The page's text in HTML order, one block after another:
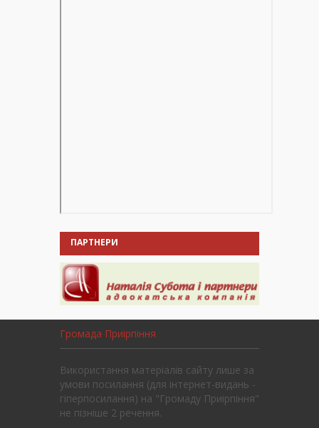
ПАРТНЕРИ
Громада Приірпіння
Використання матеріалів сайту лише за
умови посилання (для інтернет-видань -
гіперпосилання) на "Громаду Приірпіння"
не пізніше 2 речення.